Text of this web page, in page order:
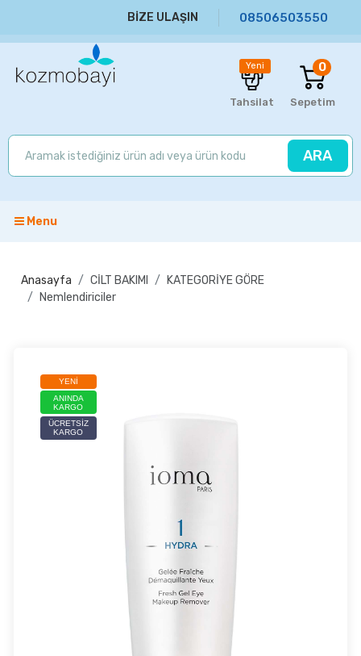
BİZE ULAŞIN 08506503550
ARA
Yeni
Tahsilat Sepetim
0
Menu
Anasayfa CİLT BAKIMI
KATEGORİYE GÖRE
Nemlendiriciler
YENI
ANINDA
KARGO
ÜCRETSIZ
KARGO